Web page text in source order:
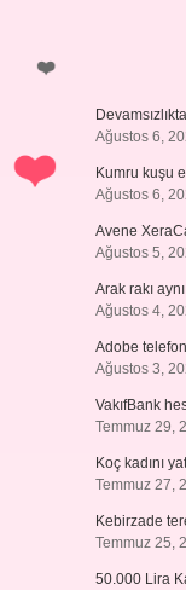
Ağustos 6,
Kumru kuşu
Ağustos 6,
Avene
Ağustos 5,
Arak rakı
Ağustos 4,
Adobe
Ağustos 3,
VakıfBank
Temmuz 29,
Koç kadını
Temmuz 27,
Kebirzade
Temmuz 25,
50.000 Lira